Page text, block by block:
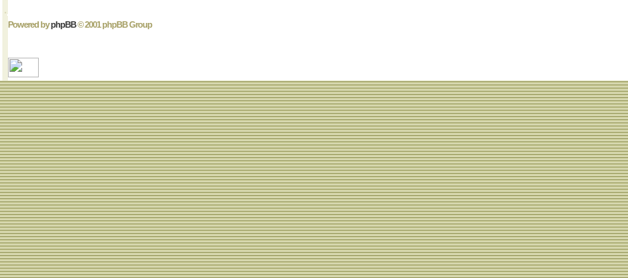
Powered byphpBB© 2001 phpBB Group